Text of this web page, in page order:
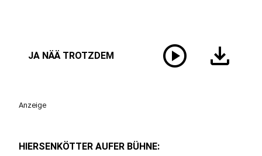
JA NÄÄ TROTZDEM play_circle download
Anzeige
HIERSENKÖTTER AUFER BÜHNE: